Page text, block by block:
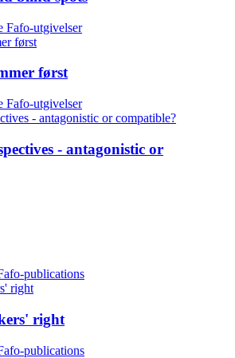
Fafo-utgivelser
først
Fafo-utgivelser
- antagonistic or
publications
right
publications